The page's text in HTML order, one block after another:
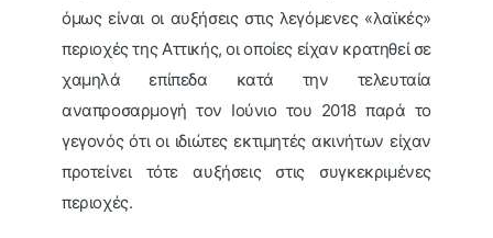
όμως είναι οι αυξήσεις στις λεγόμενες «λαϊκές»
περιοχές της Αττικής, οι οποίες είχαν κρατηθεί σε
χαμηλά επίπεδα κατά την τελευταία
αναπροσαρμογή τον Ιούνιο του 2018 παρά το
γεγονός ότι οι ιδιώτες εκτιμητές ακινήτων είχαν
προτείνει τότε αυξήσεις στις συγκεκριμένες
περιοχές.